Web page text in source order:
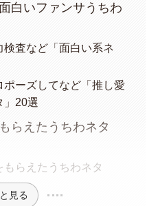
白いファンサうちわ
検査など「面白い系ネ
ポーズしてなど「推し愛
」20選
らえたうちわネタ
らえたうちわネタ
見る